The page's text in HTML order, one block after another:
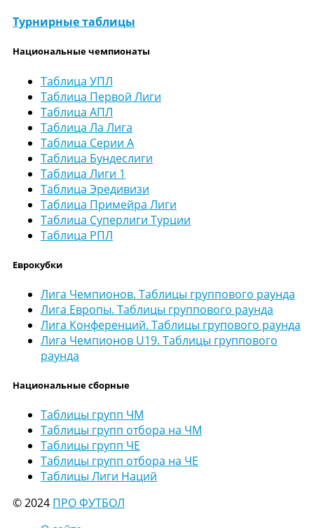
Турнирные таблицы
Национальные чемпионаты
Таблица УПЛ
Таблица Первой Лиги
Таблица АПЛ
Таблица Ла Лига
Таблица Серии А
Таблица Бундеслиги
Таблица Лиги 1
Таблица Эредивизи
Таблица Примейра Лиги
Таблица Суперлиги Турции
Таблица РПЛ
Еврокубки
Лига Чемпионов. Таблицы группового раунда
Лига Европы. Таблицы группового раунда
Лига Конференций. Таблицы групового раунда
Лига Чемпионов U19. Таблицы группового
раунда
Национальные сборные
Таблицы групп ЧМ
Таблицы групп отбора на ЧМ
Таблицы групп ЧЕ
Таблицы групп отбора на ЧЕ
Таблицы Лиги Наций
© 2024 ПРО ФУТБОЛ